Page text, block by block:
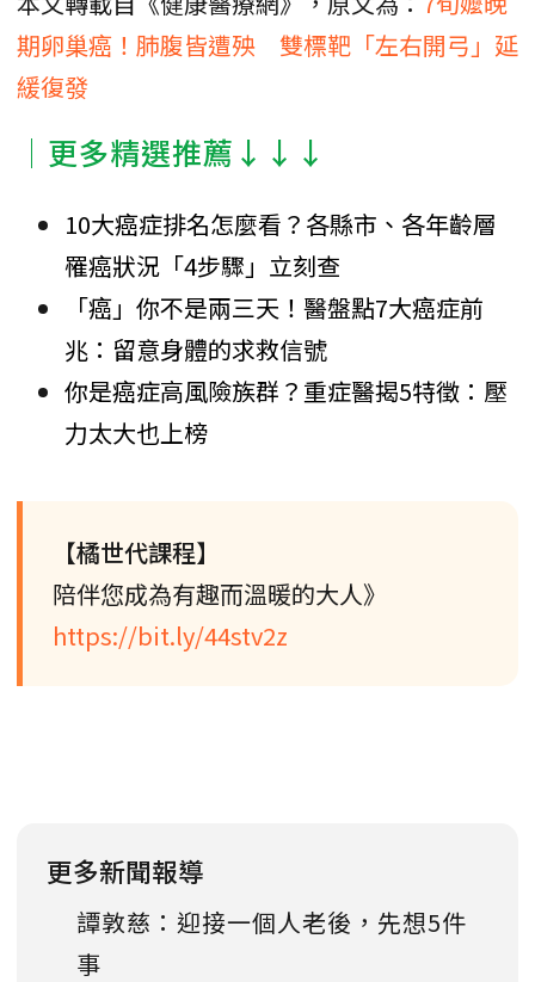
期卵巢癌！肺腹皆遭殃 雙標靶「左右開弓」延
緩復發
│更多精選推薦↓↓↓
10大癌症排名怎麼看？各縣市、各年齡層
罹癌狀況「4步驟」立刻查
「癌」你不是兩三天！醫盤點7大癌症前
兆：留意身體的求救信號
你是癌症高風險族群？重症醫揭5特徵：壓
力太大也上榜
【橘世代課程】
陪伴您成為有趣而溫暖的大人》
https://bit.ly/44stv2z
更多新聞報導
譚敦慈：迎接一個人老後，先想5件
事